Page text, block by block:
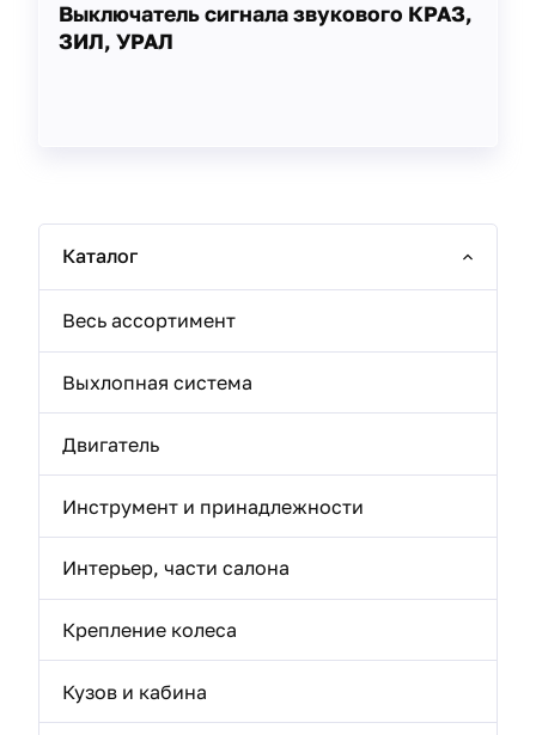
Выключатель сигнала звукового КРАЗ,
ЗИЛ, УРАЛ
Каталог
Весь ассортимент
Выхлопная система
Двигатель
Инструмент и принадлежности
Интерьер, части салона
Крепление колеса
Кузов и кабина